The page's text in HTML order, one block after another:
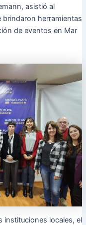
asistió al
herramientas
de eventos en Mar
instituciones locales, el